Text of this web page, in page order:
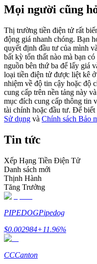
Tham gia cùng các
Trở thành Nhà giao
Tận hưởng chia sẻ lợi
Thông tin
Mọi người cũng
Thị trường tiền điện tử rất
động giá nhanh chóng. Bạn
quyết định đầu tư của mình
bất kỳ tổn thất nào mà bạn
nguồn bên thứ ba để lấy giá
loại tiền điện tử được liệt kê
nhiệm về độ tin cậy hoặc độ
cung cấp trên nền tảng này
mục đích cung cấp thông tin
tài chính hoặc đầu tư. Để
Sử dụng và Chính sách Bảo
Tin tức
Xếp Hạng Tiền Điện Tử
Danh sách mới
Thịnh Hành
Tăng Trưởng
PIPEDOGPipedog
$0.002984+11.96%
CCCanton